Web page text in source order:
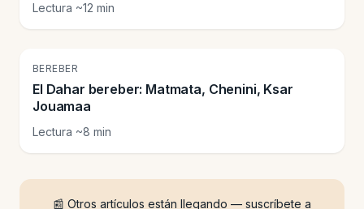
Lectura ~12 min
⛰️
BEREBER
El Dahar bereber: Matmata, Chenini, Ksar
Jouamaa
Lectura ~8 min
📰 Otros artículos están llegando — suscríbete a